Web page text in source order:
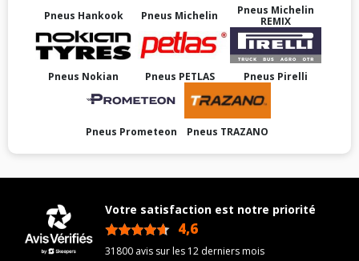
Pneus Hankook Pneus Michelin
Pneus Michelin
REMIX
Pneus Nokian Pneus PETLAS Pneus Pirelli
Pneus Prometeon Pneus TRAZANO
Votre satisfaction est notre priorité
4,6
31800 avis sur les 12 derniers mois